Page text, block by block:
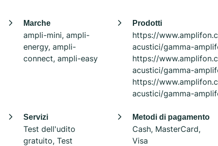
Marche
ampli-mini, ampli-
energy, ampli-
connect, ampli-easy
Prodotti
https://
acustici/gamma-
https://
acustici/gamma-
https://
acustici/gamma-
Servizi
Test dell'udito
gratuito, Test
Metodi di pagamento
Cash, MasterCard,
Visa